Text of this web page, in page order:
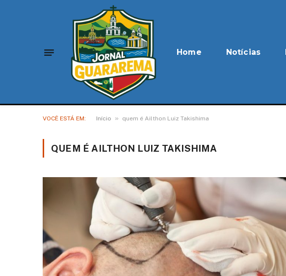
Home Notícias
VOCÊ ESTÁ EM: Início » quem é Ailthon Luiz Takishima
QUEM É AILTHON LUIZ TAKISHIMA